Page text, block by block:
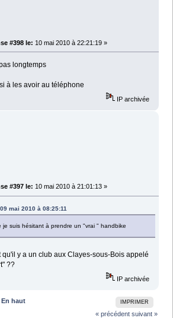
#398 le: 10 mai 2010 à 22:21:19 »
longtemps
à les avoir au téléphone
IP archivée
#397 le: 10 mai 2010 à 21:01:13 »
mai 2010 à 08:25:11
je suis hésitant à prendre un "vrai " handbike
qu'il y a un club aux Clayes-sous-Bois appelé
??
IP archivée
IMPRIMER
En haut
« précédent suivant »